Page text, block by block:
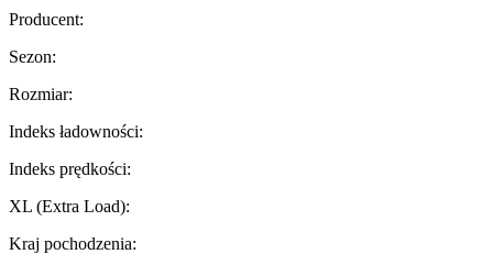
Producent:
Sezon:
Rozmiar:
Indeks ładowności:
Indeks prędkości:
XL (Extra Load):
Kraj pochodzenia: